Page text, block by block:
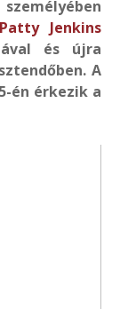
személyében
Patty Jenkins
és újra
A
én érkezik a